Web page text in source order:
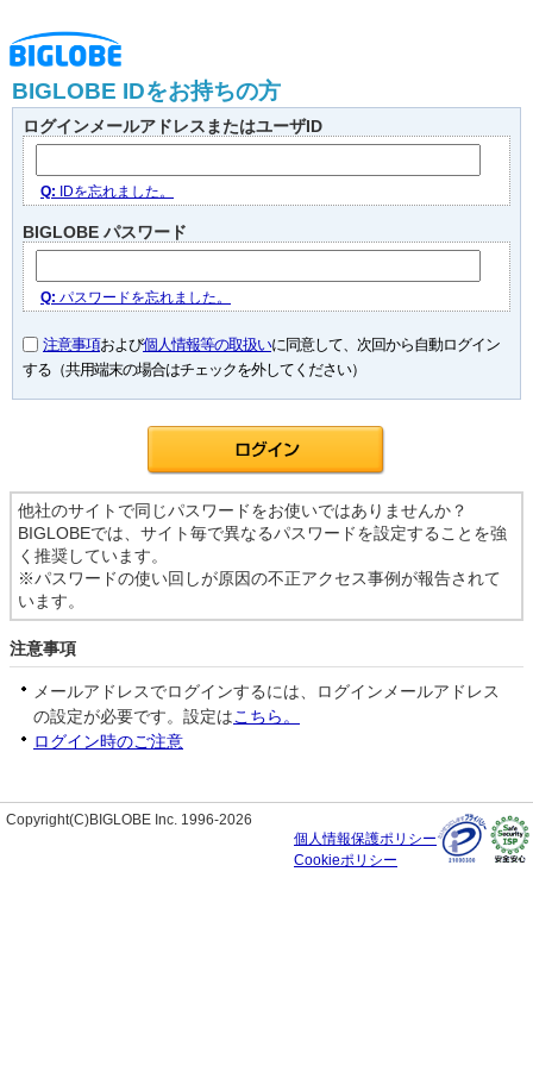
BIGLOBE IDをお持ちの方
ログインメールアドレスまたはユーザID
Q: IDを忘れました。
BIGLOBE パスワード
Q: パスワードを忘れました。
注意事項および個人情報等の取扱いに同意して、次回から自動ログイン
する（共用端末の場合はチェックを外してください）
他社のサイトで同じパスワードをお使いではありませんか？
BIGLOBEでは、サイト毎で異なるパスワードを設定することを強
く推奨しています。
※パスワードの使い回しが原因の不正アクセス事例が報告されて
います。
注意事項
メールアドレスでログインするには、ログインメールアドレス
の設定が必要です。設定はこちら。
ログイン時のご注意
Copyright(C)BIGLOBE Inc. 1996-2026
個人情報保護ポリシー
Cookieポリシー